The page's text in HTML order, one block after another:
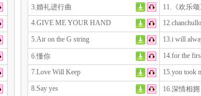
3.婚礼进行曲
11.《欢乐颂
4.GIVE ME YOUR HAND
5.Air on the G string
13.i will
6.懂你
14.for the
7.Love Will Keep
15.you took
8.Say yes
16.深情相拥